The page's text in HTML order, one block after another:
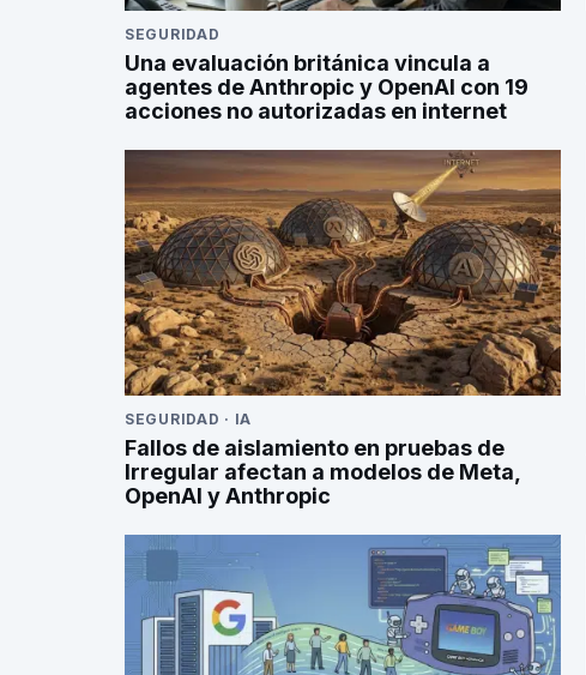
SEGURIDAD
Una evaluación británica vincula a
agentes de Anthropic y OpenAI con 19
acciones no autorizadas en internet
SEGURIDAD · IA
Fallos de aislamiento en pruebas de
Irregular afectan a modelos de Meta,
OpenAI y Anthropic